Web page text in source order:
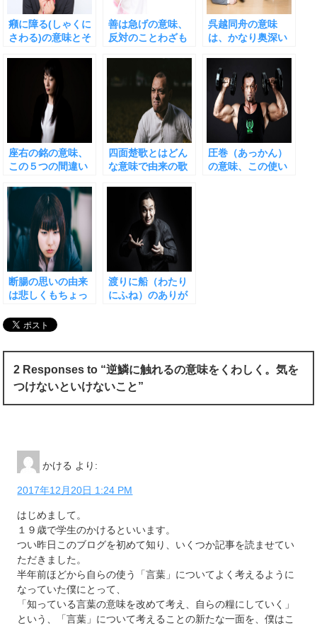
癪に障る(しゃくに
さわる)の意味とそ
善は急げの意味、
反対のことわざも
呉越同舟の意味
は、かなり奥深い
座右の銘の意味、
この５つの間違い
四面楚歌とはどん
な意味で由来の歌
圧巻（あっかん）
の意味、この使い
断腸の思いの由来
は悲しくもちょっ
渡りに船（わたり
にふね）のありが
2 Responses to “逆鱗に触れるの意味をくわしく。気を
つけないといけないこと”
かける より:
2017年12月20日 1:24 PM
はじめまして。
１９歳で学生のかけるといいます。
つい昨日このブログを初めて知り、いくつか記事を読ませてい
ただきました。
半年前ほどから自らの使う「言葉」についてよく考えるように
なっていた僕にとって、
「知っている言葉の意味を改めて考え、自らの糧にしていく」
という、「言葉」について考えることの新たな一面を、僕はこ